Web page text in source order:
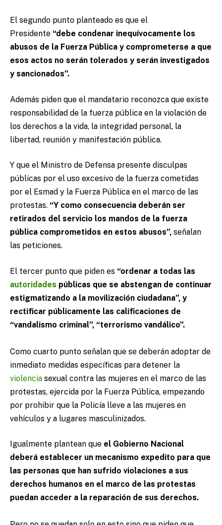
El segundo punto planteado es que el
Presidente “debe condenar inequívocamente los
abusos de la Fuerza Pública y comprometerse a que
esos actos no serán tolerados y serán investigados
y sancionados”.
Además piden que el mandatario reconozca que existe
responsabilidad de la fuerza pública en la violación de
los derechos a la vida, la integridad personal, la
libertad, reunión y manifestación pública.
Y que el Ministro de Defensa presente disculpas
públicas por el uso excesivo de la fuerza cometidas
por el Esmad y la Fuerza Pública en el marco de las
protestas. “Y como consecuencia deberán ser
retirados del servicio los mandos de la fuerza
pública comprometidos en estos abusos”, señalan
las peticiones.
El tercer punto que piden es “ordenar a todas las
autoridades públicas que se abstengan de continuar
estigmatizando a la movilización ciudadana”, y
rectificar públicamente las calificaciones de
“vandalismo criminal”, “terrorismo vandálico”.
Como cuarto punto señalan que se deberán adoptar de
inmediato medidas específicas para detener la
violencia sexual contra las mujeres en el marco de las
protestas, ejercida por la Fuerza Pública, empezando
por prohibir que la Policía lleve a las mujeres en
vehículos y a lugares masculinizados.
Igualmente plantean que el Gobierno Nacional
deberá establecer un mecanismo expedito para que
las personas que han sufrido violaciones a sus
derechos humanos en el marco de las protestas
puedan acceder a la reparación de sus derechos.